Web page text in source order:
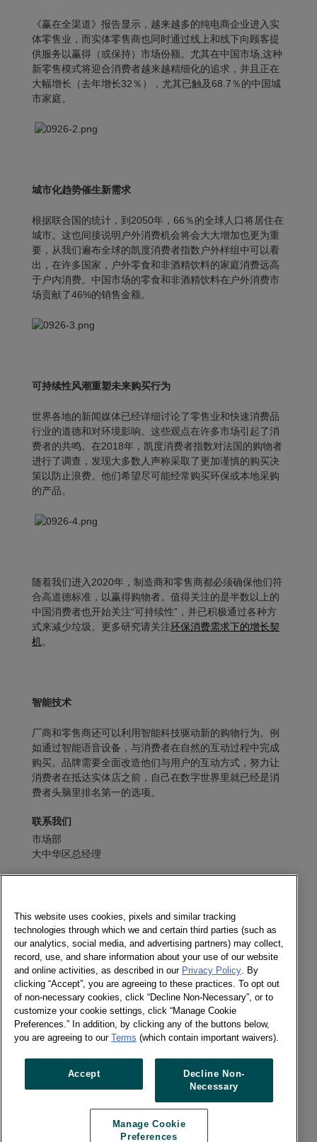
《赢在全渠道》报告显示，越来越多的纯电商企业进入实
体零售业，而实体零售商也同时通过线上和线下向顾客提
供服务以赢得（或保持）市场份额。尤其在中国市场 ,这种
新零售模式将迎合消费者越来越精细化的追求，并且正在
大幅增长（去年增长32％），尤其已触及68.7％的中国城
市家庭。
城市化趋势催生新需求
根据联合国的统计，到2050年，66％的全球人口将居住在
城市。这也间接说明户外消费机会将会大大增加也更为重
要，从我们遍布全球的凯度消费者指数户外样组中可以看
出，在许多国家，户外零食和非酒精饮料的家庭消费远高
于户内消费。中国市场的零食和非酒精饮料在户外消费市
场贡献了46%的销售金额。
可持续性风潮重塑未来购买行为
世界各地的新闻媒体已经详细讨论了零售业和快速消费品
行业的道德和对环境影响。这些观点在许多市场引起了消
费者的共鸣。在2018年，凯度消费者指数对法国的购物者
进行了调查，发现大多数人声称采取了更加谨慎的购买决
策以防止浪费。他们希望尽可能经常购买环保或本地采购
的产品。
随着我们进入2020年，制造商和零售商都必须确保他们符
合高道德标准，以赢得购物者。值得关注的是半数以上的
中国消费者也开始关注“可持续性”，并已积极通过各种方
式来减少垃圾。更多研究请关注环保消费需求下的增长契
机。
智能技术
厂商和零售商还可以利用智能科技驱动新的购物行为。例
如通过智能语音设备，与消费者在自然的互动过程中完成
购买。品牌需要全面改造他们与用户的互动方式，努力让
消费者在抵达实体店之前，自己在数字世界里就已经是消
费者头脑里排名第一的选项。
联系我们
市场部
大中华区总经理
电子期刊
社交媒体
电子期刊
Twitter
LinkedIn
Previous article
This website uses cookies, pixels and similar tracking
technologies through which we and certain third parties (such as
our analytics, social media, and advertising partners) may collect,
record, use, and share information about your use of our website
and online activities, as described in our Privacy Policy . By
clicking “Accept”, you are agreeing to these practices. To opt out
of non-necessary cookies, click “Decline Non-Necessary”, or to
customize your cookie settings, click “Manage Cookie
Preferences.” In addition, by clicking any of the buttons below,
you are agreeing to our Terms (which contain important waivers).
Accept
Decline Non-
Necessary
Manage Cookie
Preferences